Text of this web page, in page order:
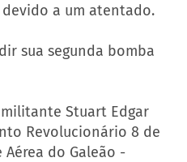
a um atentado.
sua segunda bomba
Stuart Edgar
Revolucionário 8 de
Aérea do Galeão -